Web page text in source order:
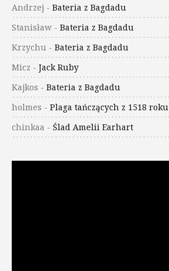
Andrzej - Bateria z Bagdadu
Stanisław - Bateria z Bagdadu
Krzychu - Bateria z Bagdadu
Micz - Jack Ruby
Kajkos - Bateria z Bagdadu
holmes - Plaga tańczących z 1518 roku
chinkaa - Ślad Amelii Earhart